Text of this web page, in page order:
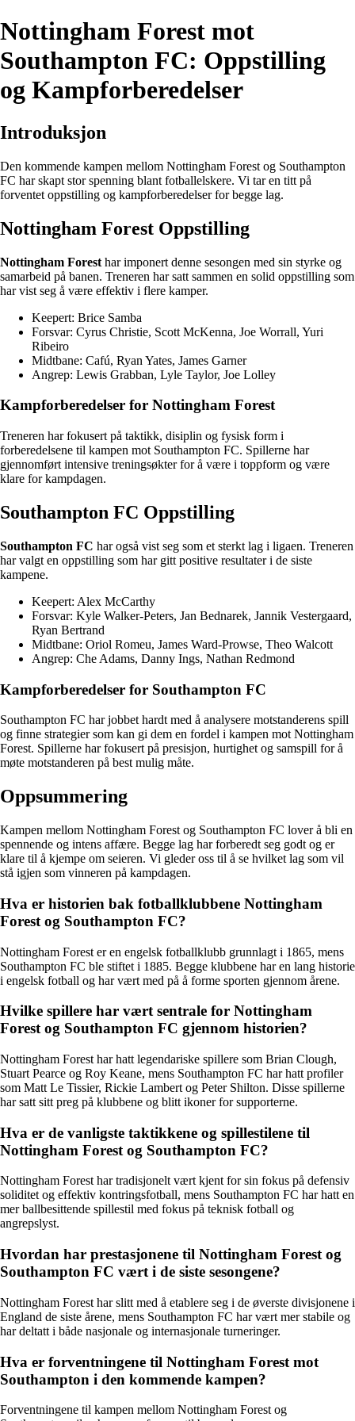
Nottingham Forest mot
Southampton FC: Oppstilling
og Kampforberedelser
Introduksjon
Den kommende kampen mellom Nottingham Forest og Southampton
FC har skapt stor spenning blant fotballelskere. Vi tar en titt på
forventet oppstilling og kampforberedelser for begge lag.
Nottingham Forest Oppstilling
Nottingham Forest har imponert denne sesongen med sin styrke og
samarbeid på banen. Treneren har satt sammen en solid oppstilling som
har vist seg å være effektiv i flere kamper.
Keepert: Brice Samba
Forsvar: Cyrus Christie, Scott McKenna, Joe Worrall, Yuri
Ribeiro
Midtbane: Cafú, Ryan Yates, James Garner
Angrep: Lewis Grabban, Lyle Taylor, Joe Lolley
Kampforberedelser for Nottingham Forest
Treneren har fokusert på taktikk, disiplin og fysisk form i
forberedelsene til kampen mot Southampton FC. Spillerne har
gjennomført intensive treningsøkter for å være i toppform og være
klare for kampdagen.
Southampton FC Oppstilling
Southampton FC har også vist seg som et sterkt lag i ligaen. Treneren
har valgt en oppstilling som har gitt positive resultater i de siste
kampene.
Keepert: Alex McCarthy
Forsvar: Kyle Walker-Peters, Jan Bednarek, Jannik Vestergaard,
Ryan Bertrand
Midtbane: Oriol Romeu, James Ward-Prowse, Theo Walcott
Angrep: Che Adams, Danny Ings, Nathan Redmond
Kampforberedelser for Southampton FC
Southampton FC har jobbet hardt med å analysere motstanderens spill
og finne strategier som kan gi dem en fordel i kampen mot Nottingham
Forest. Spillerne har fokusert på presisjon, hurtighet og samspill for å
møte motstanderen på best mulig måte.
Oppsummering
Kampen mellom Nottingham Forest og Southampton FC lover å bli en
spennende og intens affære. Begge lag har forberedt seg godt og er
klare til å kjempe om seieren. Vi gleder oss til å se hvilket lag som vil
stå igjen som vinneren på kampdagen.
Hva er historien bak fotballklubbene Nottingham
Forest og Southampton FC?
Nottingham Forest er en engelsk fotballklubb grunnlagt i 1865, mens
Southampton FC ble stiftet i 1885. Begge klubbene har en lang historie
i engelsk fotball og har vært med på å forme sporten gjennom årene.
Hvilke spillere har vært sentrale for Nottingham
Forest og Southampton FC gjennom historien?
Nottingham Forest har hatt legendariske spillere som Brian Clough,
Stuart Pearce og Roy Keane, mens Southampton FC har hatt profiler
som Matt Le Tissier, Rickie Lambert og Peter Shilton. Disse spillerne
har satt sitt preg på klubbene og blitt ikoner for supporterne.
Hva er de vanligste taktikkene og spillestilene til
Nottingham Forest og Southampton FC?
Nottingham Forest har tradisjonelt vært kjent for sin fokus på defensiv
soliditet og effektiv kontringsfotball, mens Southampton FC har hatt en
mer ballbesittende spillestil med fokus på teknisk fotball og
angrepslyst.
Hvordan har prestasjonene til Nottingham Forest og
Southampton FC vært i de siste sesongene?
Nottingham Forest har slitt med å etablere seg i de øverste divisjonene i
England de siste årene, mens Southampton FC har vært mer stabile og
har deltatt i både nasjonale og internasjonale turneringer.
Hva er forventningene til Nottingham Forest mot
Southampton i den kommende kampen?
Forventningene til kampen mellom Nottingham Forest og